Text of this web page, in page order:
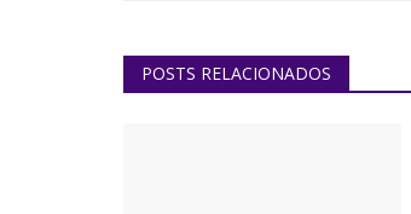
POSTS RELACIONADOS